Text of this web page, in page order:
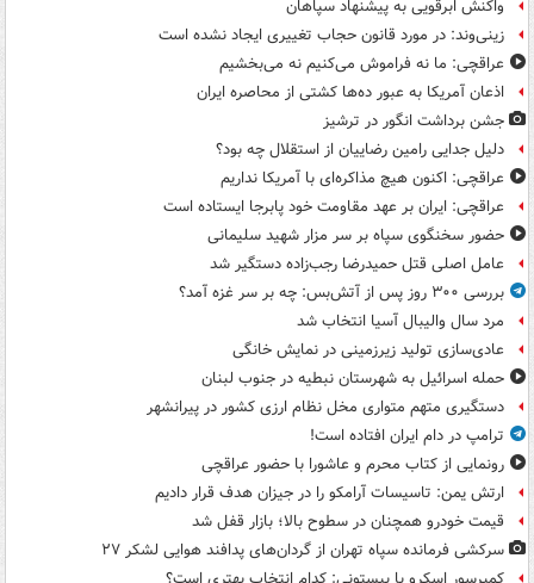
واکنش ابرقویی به پیشنهاد سپاهان
زینی‌وند: در مورد قانون حجاب تغییری ایجاد نشده است
عراقچی: ما نه فراموش می‌کنیم نه می‌بخشیم
اذعان آمریکا به عبور ده‌ها کشتی از محاصره ایران
جشن برداشت انگور در ترشیز
دلیل جدایی رامین رضاییان از استقلال چه بود؟
عراقچی: اکنون هیچ مذاکره‌ای با آمریکا نداریم
عراقچی: ایران بر عهد مقاومت خود پابرجا ایستاده است
حضور سخنگوی سپاه بر سر مزار شهید سلیمانی
عامل اصلی قتل حمیدرضا رجب‌زاده دستگیر شد
بررسی ۳۰۰ روز پس از آتش‌بس: چه بر سر غزه آمد؟
مرد سال والیبال آسیا انتخاب شد
عادی‌سازی تولید زیرزمینی در نمایش خانگی
حمله اسرائیل به شهرستان نبطیه در جنوب لبنان
دستگیری متهم متواری مخل نظام ارزی کشور در پیرانشهر
ترامپ در دام ایران افتاده است!
رونمایی از کتاب محرم و عاشورا با حضور عراقچی
ارتش یمن: تاسیسات آرامکو را در جیزان هدف قرار دادیم
قیمت خودرو همچنان در سطوح بالا؛ بازار قفل شد
سرکشی فرمانده سپاه تهران از گردان‌های پدافند هوایی لشکر ۲۷